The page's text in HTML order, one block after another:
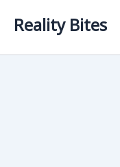
Reality Bites